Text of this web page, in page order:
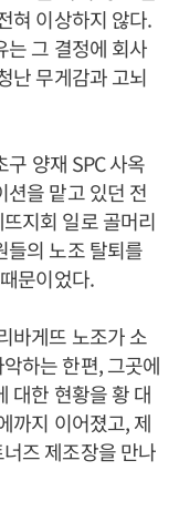
혀 이상하지 않다.
는 그 결정에 회사
난 무게감과 고뇌
양재 SPC 사옥
션을 맡고 있던 전
지회 일로 골머리
들의 노조 탈퇴를
문이었다.
바게뜨 노조가 소
하는 한편, 그곳에
대한 현황을 황 대
까지 이어졌고, 제
즈 제조장을 만나